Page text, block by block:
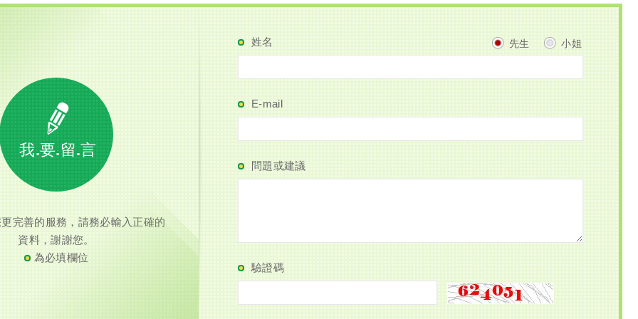
我.要.留.言
完善的服務，請務必輸入正確的
資料，謝謝您。
為必填欄位
姓名 先生 小姐
E-mail
問題或建議
驗證碼